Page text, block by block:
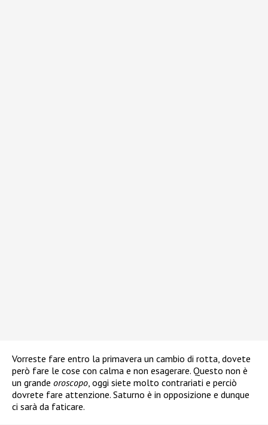
Vorreste fare entro la primavera un cambio di rotta, dovete
però fare le cose con calma e non esagerare. Questo non è
un grande oroscopo, oggi siete molto contrariati e perciò
dovrete fare attenzione. Saturno è in opposizione e dunque
ci sarà da faticare.